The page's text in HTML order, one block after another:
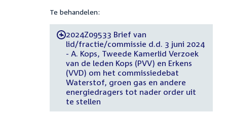
Te behandelen:
-2024Z09533 Brief van
lid/fractie/commissie d.d. 3 juni 2024
- A. Kops, Tweede Kamerlid Verzoek
van de leden Kops (PVV) en Erkens
(VVD) om het commissiedebat
Waterstof, groen gas en andere
energiedragers tot nader order uit
te stellen